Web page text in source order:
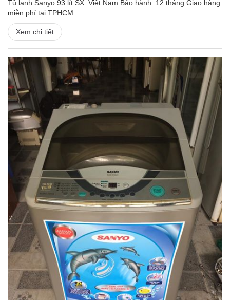
Tủ lạnh Sanyo 93 lít SX: Việt Nam Bảo hành: 12 tháng Giao hàng
miễn phí tại TPHCM
Xem chi tiết